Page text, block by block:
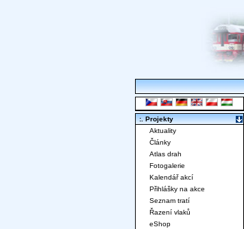
:. Projekty
Aktuality
Články
Atlas drah
Fotogalerie
Kalendář akcí
Přihlášky na akce
Seznam tratí
Řazení vlaků
eShop